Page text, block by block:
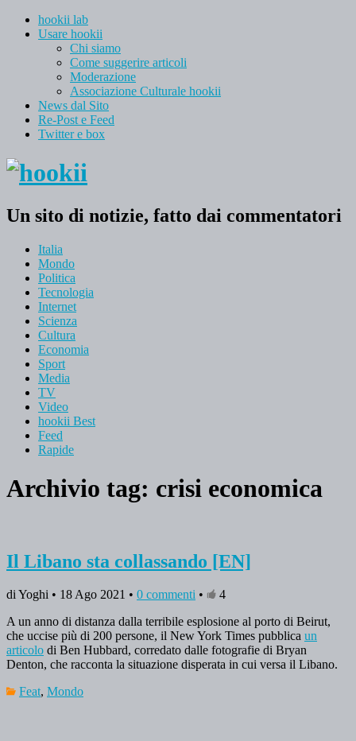
hookii lab
Usare hookii
Chi siamo
Come suggerire articoli
Moderazione
Associazione Culturale hookii
News dal Sito
Re-Post e Feed
Twitter e box
Un sito di notizie, fatto dai commentatori
Italia
Mondo
Politica
Tecnologia
Internet
Scienza
Cultura
Economia
Sport
Media
TV
Video
hookii Best
Feed
Rapide
Archivio tag: crisi economica
Il Libano sta collassando [EN]
di Yoghi • 18 Ago 2021 • 0 commenti •
4
A un anno di distanza dalla terribile esplosione al porto di Beirut,
che uccise più di 200 persone, il New York Times pubblica un
articolo di Ben Hubbard, corredato dalle fotografie di Bryan
Denton, che racconta la situazione disperata in cui versa il Libano.
Feat, Mondo